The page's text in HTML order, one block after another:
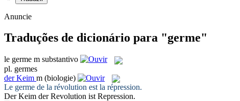
Anuncie
Traduções de dicionário para "germe"
le germe m substantivo
pl. germes
derKeim m (biologie)
Le germe de la révolution est la répression.
DerKeim der Revolution ist Repression.